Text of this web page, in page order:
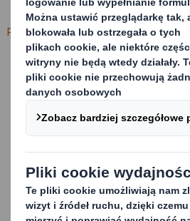
Preferencje dotyczące plików cookie